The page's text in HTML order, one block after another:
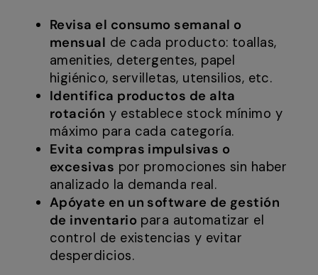
Revisa el consumo semanal o
mensual de cada producto: toallas,
amenities, detergentes, papel
higiénico, servilletas, utensilios, etc.
Identifica productos de alta
rotación y establece stock mínimo y
máximo para cada categoría.
Evita compras impulsivas o
excesivas por promociones sin haber
analizado la demanda real.
Apóyate en un software de gestión
de inventariopara automatizar el
control de existencias y evitar
desperdicios.